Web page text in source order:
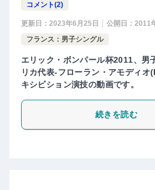
コメント(2)
更新日： 2023年6月25日 公開日： 2011
フランス：男子シングル
エリック・ボンパール杯2011、男
リカ代表-フローラン・アモディ
キシビション演技の動画です。
続きを読む